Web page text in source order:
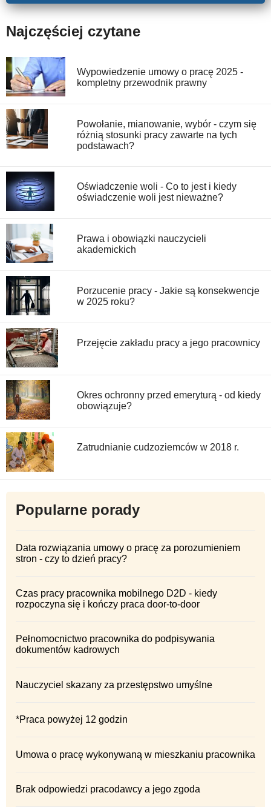
Najczęściej czytane
Wypowiedzenie umowy o pracę 2025 -
kompletny przewodnik prawny
Powołanie, mianowanie, wybór - czym się
różnią stosunki pracy zawarte na tych
podstawach?
Oświadczenie woli - Co to jest i kiedy
oświadczenie woli jest nieważne?
Prawa i obowiązki nauczycieli
akademickich
Porzucenie pracy - Jakie są konsekwencje
w 2025 roku?
Przejęcie zakładu pracy a jego pracownicy
Okres ochronny przed emeryturą - od kiedy
obowiązuje?
Zatrudnianie cudzoziemców w 2018 r.
Popularne porady
Data rozwiązania umowy o pracę za porozumieniem
stron - czy to dzień pracy?
Czas pracy pracownika mobilnego D2D - kiedy
rozpoczyna się i kończy praca door-to-door
Pełnomocnictwo pracownika do podpisywania
dokumentów kadrowych
Nauczyciel skazany za przestępstwo umyślne
*Praca powyżej 12 godzin
Umowa o pracę wykonywaną w mieszkaniu pracownika
Brak odpowiedzi pracodawcy a jego zgoda